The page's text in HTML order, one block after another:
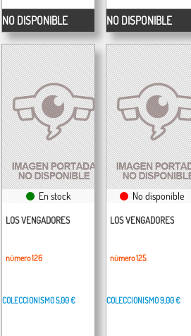
NO DISPONIBLE NO DISPONIBLE
En stock
LOS VENGADORES
número 126
COLECCIONISMO5,00 €
No disponible
LOS VENGADORES
número 125
COLECCIONISMO9,00 €